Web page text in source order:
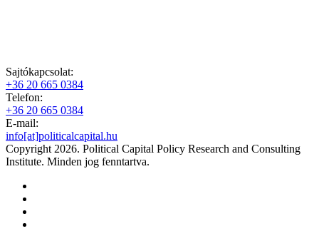
Sajtókapcsolat:
+36 20 665 0384
Telefon:
+36 20 665 0384
E-mail:
info[at]politicalcapital.hu
Copyright 2026. Political Capital Policy Research and Consulting
Institute. Minden jog fenntartva.